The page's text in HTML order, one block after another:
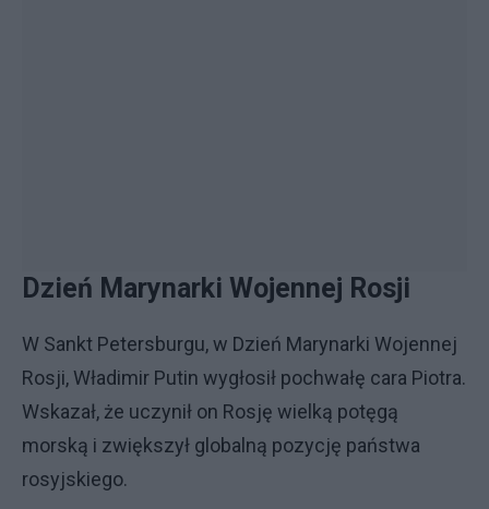
Dzień Marynarki Wojennej Rosji
W Sankt Petersburgu, w Dzień Marynarki Wojennej
Rosji, Władimir Putin wygłosił pochwałę cara Piotra.
Wskazał, że uczynił on Rosję wielką potęgą
morską i zwiększył globalną pozycję państwa
rosyjskiego.